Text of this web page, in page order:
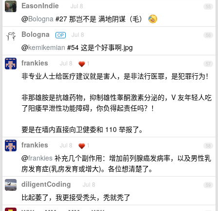
55
EasonIndie Jul 8
@Bologna #27 那岂不是 满地阴谋（毛）
56
Bologna OP Jul 8
@kemikemian #54 这是个好事啊.jpg
57
frankies Jul 8 1
非专业人士给医疗建议就是害人，是非法行医罪，是犯罪行为！
非那雄胺是抗雄药物，抑制雄性睾酮激素分泌的，V 友年轻人吃
了阳痿早泄性功能障碍，你负得起责任吗？！
要是在墙内直接向卫健委和 110 举报了。
58
frankies Jul 8 1
@frankies 补充几个副作用：增加前列腺癌发病率，以及男性乳
房发育症(乳房发育或增大)。各位想清楚了。
59
diligentCoding Jul 8
比起萎了，我更接受秃头，秃就秃了